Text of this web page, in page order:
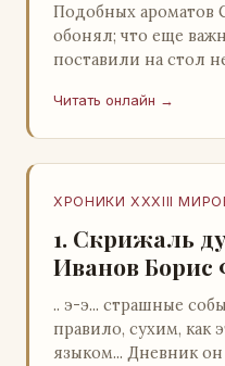
Подобных ароматов
обонял; что еще
поставили на стол
Скитер опрокин…
Читать онлайн →
ХРОНИКИ XXXIII
1. Скрижаль
Иванов Борис
.. э-э... страшные
правило, сухим, как
языком... Дневник